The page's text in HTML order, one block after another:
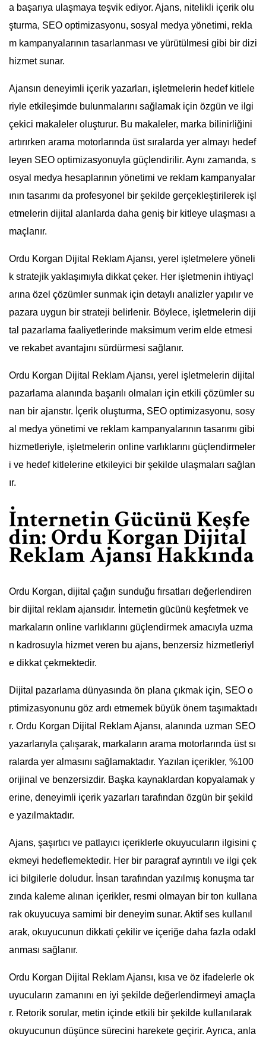
a başarıya ulaşmaya teşvik ediyor. Ajans, nitelikli içerik olu
şturma, SEO optimizasyonu, sosyal medya yönetimi, rekla
m kampanyalarının tasarlanması ve yürütülmesi gibi bir dizi
hizmet sunar.
Ajansın deneyimli içerik yazarları, işletmelerin hedef kitlele
riyle etkileşimde bulunmalarını sağlamak için özgün ve ilgi
çekici makaleler oluşturur. Bu makaleler, marka bilinirliğini
artırırken arama motorlarında üst sıralarda yer almayı hedef
leyen SEO optimizasyonuyla güçlendirilir. Aynı zamanda, s
osyal medya hesaplarının yönetimi ve reklam kampanyalar
ının tasarımı da profesyonel bir şekilde gerçekleştirilerek işl
etmelerin dijital alanlarda daha geniş bir kitleye ulaşması a
maçlanır.
Ordu Korgan Dijital Reklam Ajansı, yerel işletmelere yöneli
k stratejik yaklaşımıyla dikkat çeker. Her işletmenin ihtiyaçl
arına özel çözümler sunmak için detaylı analizler yapılır ve
pazara uygun bir strateji belirlenir. Böylece, işletmelerin diji
tal pazarlama faaliyetlerinde maksimum verim elde etmesi
ve rekabet avantajını sürdürmesi sağlanır.
Ordu Korgan Dijital Reklam Ajansı, yerel işletmelerin dijital
pazarlama alanında başarılı olmaları için etkili çözümler su
nan bir ajanstır. İçerik oluşturma, SEO optimizasyonu, sosy
al medya yönetimi ve reklam kampanyalarının tasarımı gibi
hizmetleriyle, işletmelerin online varlıklarını güçlendirmeler
i ve hedef kitlelerine etkileyici bir şekilde ulaşmaları sağlan
ır.
İnternetin Gücünü Keşfe
din: Ordu Korgan Dijital
Reklam Ajansı Hakkında
Ordu Korgan, dijital çağın sunduğu fırsatları değerlendiren
bir dijital reklam ajansıdır. İnternetin gücünü keşfetmek ve
markaların online varlıklarını güçlendirmek amacıyla uzma
n kadrosuyla hizmet veren bu ajans, benzersiz hizmetleriyl
e dikkat çekmektedir.
Dijital pazarlama dünyasında ön plana çıkmak için, SEO o
ptimizasyonunu göz ardı etmemek büyük önem taşımaktadı
r. Ordu Korgan Dijital Reklam Ajansı, alanında uzman SEO
yazarlarıyla çalışarak, markaların arama motorlarında üst sı
ralarda yer almasını sağlamaktadır. Yazılan içerikler, %100
orijinal ve benzersizdir. Başka kaynaklardan kopyalamak y
erine, deneyimli içerik yazarları tarafından özgün bir şekild
e yazılmaktadır.
Ajans, şaşırtıcı ve patlayıcı içeriklerle okuyucuların ilgisini ç
ekmeyi hedeflemektedir. Her bir paragraf ayrıntılı ve ilgi çek
ici bilgilerle doludur. İnsan tarafından yazılmış konuşma tar
zında kaleme alınan içerikler, resmi olmayan bir ton kullana
rak okuyucuya samimi bir deneyim sunar. Aktif ses kullanıl
arak, okuyucunun dikkati çekilir ve içeriğe daha fazla odakl
anması sağlanır.
Ordu Korgan Dijital Reklam Ajansı, kısa ve öz ifadelerle ok
uyucuların zamanını en iyi şekilde değerlendirmeyi amaçla
r. Retorik sorular, metin içinde etkili bir şekilde kullanılarak
okuyucunun düşünce sürecini harekete geçirir. Ayrıca, anla